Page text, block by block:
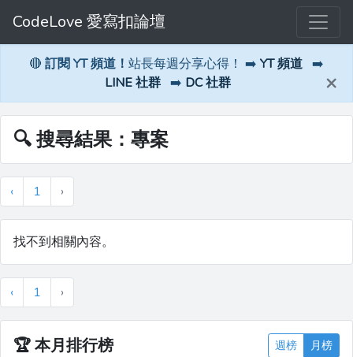
CodeLove 愛寫扣論壇
🔴 訂閱 YT 頻道！ 站長每週分享心得！ ➡️ YT 頻道 ➡️
LINE 社群 ➡️ DC 社群 ×
🔍 搜尋結果：專案
‹ 1 ›
找不到相關內容。
‹ 1 ›
🏆本月排行榜 週榜 月榜